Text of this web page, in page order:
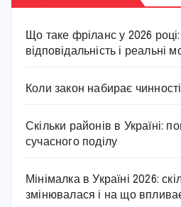
Що таке фріланс у 2026
відповідальність і реальні
Коли закон набирає чинності
Скільки районів в Україні:
сучасного поділу
Мінімалка в Україні 2026:
змінювалася і на що